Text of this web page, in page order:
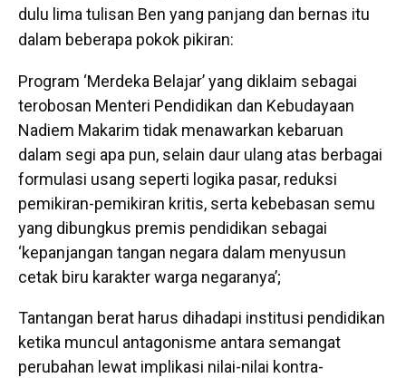
dulu lima tulisan Ben yang panjang dan bernas itu
dalam beberapa pokok pikiran:
Program ‘Merdeka Belajar’ yang diklaim sebagai
terobosan Menteri Pendidikan dan Kebudayaan
Nadiem Makarim tidak menawarkan kebaruan
dalam segi apa pun, selain daur ulang atas berbagai
formulasi usang seperti logika pasar, reduksi
pemikiran-pemikiran kritis, serta kebebasan semu
yang dibungkus premis pendidikan sebagai
‘kepanjangan tangan negara dalam menyusun
cetak biru karakter warga negaranya’;
Tantangan berat harus dihadapi institusi pendidikan
ketika muncul antagonisme antara semangat
perubahan lewat implikasi nilai-nilai kontra-